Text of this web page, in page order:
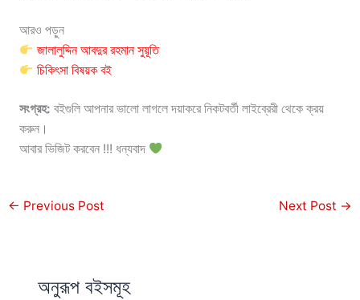
আরও পড়ুন
জালালুদ্দিন আবদুর রহমান সুয়ূতি
চিকিৎসা বিষয়ক বই
সংগ্রহ: বইগুলি আপনার ভালো লাগলে দয়াকরে নিকটবর্তী লাইব্রেরী থেকে ক্রয়
করুন।
আবার ভিজিট করবেন !!! ধন্যবাদ
← Previous Post Next Post →
অনুরূপ বইসমূহ